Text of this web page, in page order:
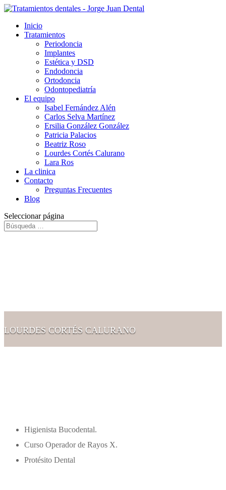
Inicio
Tratamientos
Periodoncia
Implantes
Estética y DSD
Endodoncia
Ortodoncia
Odontopediatría
El equipo
Isabel Fernández Alén
Carlos Selva Martínez
Ersilia González González
Patricia Palacios
Beatriz Roso
Lourdes Cortés Calurano
Lara Ros
La clinica
Contacto
Preguntas Frecuentes
Blog
Seleccionar página
LOURDES CORTÉS CALURANO
Higienista Bucodental.
Curso Operador de Rayos X.
Protésito Dental